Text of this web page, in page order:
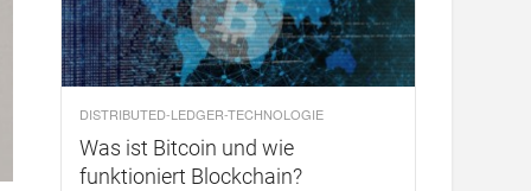
DISTRIBUTED-LEDGER-TECHNOLOGIE
Was ist Bitcoin und wie
funktioniert Blockchain?